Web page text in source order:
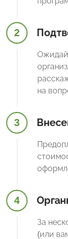
2
на
3
4
За
(или